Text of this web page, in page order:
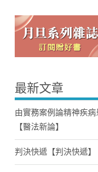
最新文章
由實務案例論精神疾
【醫法新論】
判決快遞【判決快遞】